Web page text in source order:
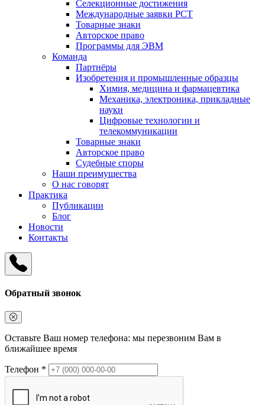
Селекционные достижения
Международные заявки PCT
Товарные знаки
Авторское право
Программы для ЭВМ
Команда
Партнёры
Изобретения и промышленные образцы
Химия, медицина и фармацевтика
Механика, электроника, прикладные
науки
Цифровые технологии и
телекоммуникации
Товарные знаки
Авторское право
Судебные споры
Наши преимущества
О нас говорят
Практика
Публикации
Блог
Новости
Контакты
Обратный звонок
Оставьте Ваш номер телефона: мы перезвоним Вам в
ближайшее время
Телефон *